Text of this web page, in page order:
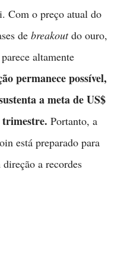
Com o preço atual do
de breakoutdo ouro,
altamente
permanece possível,
a meta de US$
Portanto, a
está preparado para
a recordes